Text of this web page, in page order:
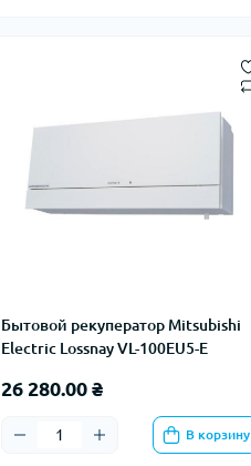
Бытовой рекуператор Mitsubishi
Electric Lossnay VL-100EU5-E
26 280.00 ₴
В корзину